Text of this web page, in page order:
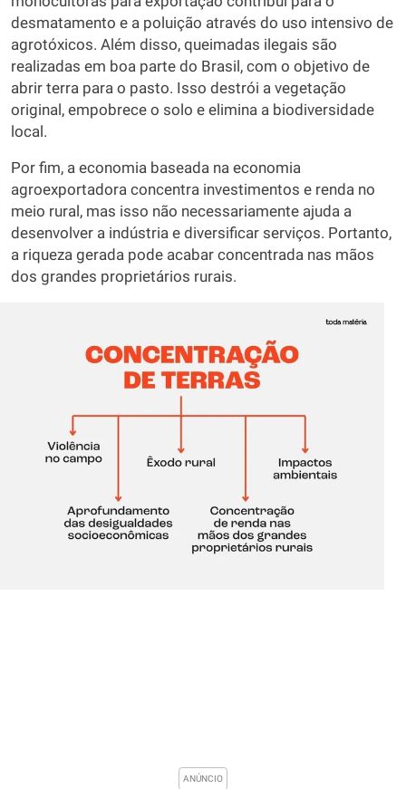
desmatamento e a poluição através do uso intensivo de
agrotóxicos. Além disso, queimadas ilegais são
realizadas em boa parte do Brasil, com o objetivo de
abrir terra para o pasto. Isso destrói a vegetação
original, empobrece o solo e elimina a biodiversidade
local.
Por fim, a economia baseada na economia
agroexportadora concentra investimentos e renda no
meio rural, mas isso não necessariamente ajuda a
desenvolver a indústria e diversificar serviços. Portanto,
a riqueza gerada pode acabar concentrada nas mãos
dos grandes proprietários rurais.